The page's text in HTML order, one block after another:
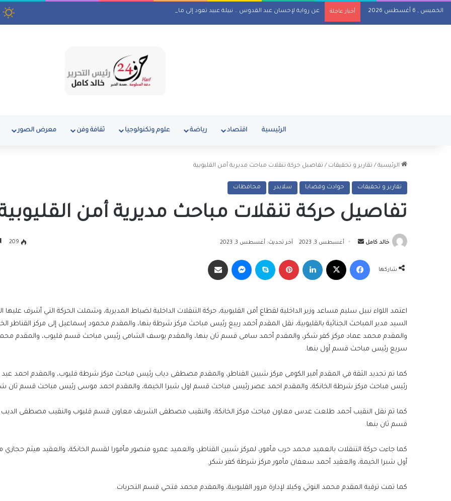
الخميس , 6 أغسطس 2026 أخبار عاجلة عن رواية لإحسان عبد القدوس .. نبيلة عبيد تعود إلى ماسبيرو بمسلسل إذاعي
الرئيسية اقتصاد رياضة علوم وتكنولوجيا ثقافة وفن معرض الصور
الرئيسية / تقارير و تحقيقات / تفاصيل حركة تنقلات مباحث مديرية أمن القليوبية
تقارير و تحقيقات حوادث وقضايا سلايدر محافظات
تفاصيل حركة تنقلات مباحث مديرية أمن
خالد كامل
أرسل
إلكترونيا
أغسطس 3, 2023 آخر تحديث: أغسطس 3, 2023 209
شاركها
فيسبوك لينكدإن بينتيريست سكايب ماسنجر
اعتمد اللواء نبيل سليم مساعد وزير الداخلية لقطاع أمن القليوبية، حركة التنقلات الداخلية لضباط المديرية، وشملت الحركة التي أشرف عليها
السيد مدير المباحث الجنائية بالقليوبية، نقل المقدم أحمد ربيع رئيس مباحث مركز شرطة بنها، والمقدم محمود إسماعيل إلى مركز القناطر
والمقدم محمد عماد مركز كفر شكر، والمقدم أحمد سامى قسم ثان بنها، والمقدم يوسف الشامى رئيس مباحث قسم قليوب، والمقدم
سريع رئيس مباحث قسم أول بنها.
كما تم تجديد الثقة في المقدم أمير الكومى مركز شبين القناطر، والمقدم مصطفى دياب رئيس مباحث مركز شرطة قليوب، والمقدم احمد عبد
رئيس مباحث مركز شرطة الخانكة، والمقدم احمد عصر رئيس مباحث قسم اول شبرا الخيمة، والمقدم احمد موسى رئيس مباحث قسم ثان
كما تم نقل النقيب أحمد طلعت عدس معاون مباحث مركز الخانكة، والنقيب مصطفى الشريف معاون قسم قليوب والنقيب مصطفى
قسم ثان بنها.
كما جاءت حركة التنقلات بالعميد محمد حرب مأمور، لمركز شبين القناطر، والعميد عمرو منصور مأمورا لقسم الخانكة، والعقيد هيثم حجازي
أول شبرا الخيمة، والعقيد أحمد سعفان مأمور مركز شرطة كفر شكر.
كما تمت ترقية المقدم محمد النوتي وكيلا لإدارة مرور القليوبية، والمقدم محمد فتحي قسم التحريات.
جمهورية اليونان
الملايين في استقبال صلاح في المطار عقب